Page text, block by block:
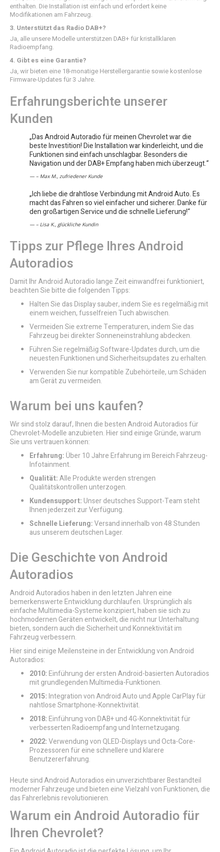
enthalten. Die Installation ist einfach und erfordert keine
Modifikationen am Fahrzeug.
3. Unterstützt das Radio DAB+?
Ja, alle unsere Modelle unterstützen DAB+ für kristallklaren
Radioempfang.
4. Gibt es eine Garantie?
Ja, wir bieten eine 18-monatige Herstellergarantie sowie kostenlose
Firmware-Updates für 3 Jahre.
Erfahrungsberichte unserer
Kunden
„Das Android Autoradio für meinen Chevrolet war die
beste Investition! Die Installation war kinderleicht, und die
Funktionen sind einfach unschlagbar. Besonders die
Navigation und der DAB+ Empfang haben mich überzeugt.“
– Max M., zufriedener Kunde
„Ich liebe die drahtlose Verbindung mit Android Auto. Es
macht das Fahren so viel einfacher und sicherer. Danke für
den großartigen Service und die schnelle Lieferung!“
– Lisa K., glückliche Kundin
Tipps zur Pflege Ihres Android
Autoradios
Damit Ihr Android Autoradio lange Zeit einwandfrei funktioniert,
beachten Sie bitte die folgenden Tipps:
Halten Sie das Display sauber, indem Sie es regelmäßig mit
einem weichen, fusselfreien Tuch abwischen.
Vermeiden Sie extreme Temperaturen, indem Sie das
Fahrzeug bei direkter Sonneneinstrahlung abdecken.
Führen Sie regelmäßig Software-Updates durch, um die
neuesten Funktionen und Sicherheitsupdates zu erhalten.
Verwenden Sie nur kompatible Zubehörteile, um Schäden
am Gerät zu vermeiden.
Warum bei uns kaufen?
Wir sind stolz darauf, Ihnen die besten Android Autoradios für
Chevrolet-Modelle anzubieten. Hier sind einige Gründe, warum
Sie uns vertrauen können:
Erfahrung:Über 10 Jahre Erfahrung im Bereich Fahrzeug-
Infotainment.
Qualität:Alle Produkte werden strengen
Qualitätskontrollen unterzogen.
Kundensupport:Unser deutsches Support-Team steht
Ihnen jederzeit zur Verfügung.
Schnelle Lieferung:Versand innerhalb von 48 Stunden
aus unserem deutschen Lager.
Die Geschichte von Android
Autoradios
Android Autoradios haben in den letzten Jahren eine
bemerkenswerte Entwicklung durchlaufen. Ursprünglich als
einfache Multimedia-Systeme konzipiert, haben sie sich zu
hochmodernen Geräten entwickelt, die nicht nur Unterhaltung
bieten, sondern auch die Sicherheit und Konnektivität im
Fahrzeug verbessern.
Hier sind einige Meilensteine in der Entwicklung von Android
Autoradios:
2010:Einführung der ersten Android-basierten Autoradios
mit grundlegenden Multimedia-Funktionen.
2015:Integration von Android Auto und Apple CarPlay für
nahtlose Smartphone-Konnektivität.
2018:Einführung von DAB+ und 4G-Konnektivität für
verbesserten Radioempfang und Internetzugang.
2022:Verwendung von QLED-Displays und Octa-Core-
Prozessoren für eine schnellere und klarere
Benutzererfahrung.
Heute sind Android Autoradios ein unverzichtbarer Bestandteil
moderner Fahrzeuge und bieten eine Vielzahl von Funktionen, die
das Fahrerlebnis revolutionieren.
Warum ein Android Autoradio für
Ihren Chevrolet?